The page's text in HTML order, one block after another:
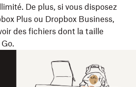
De plus, si vous disposez
Plus ou Dropbox Business,
des fichiers dont la taille